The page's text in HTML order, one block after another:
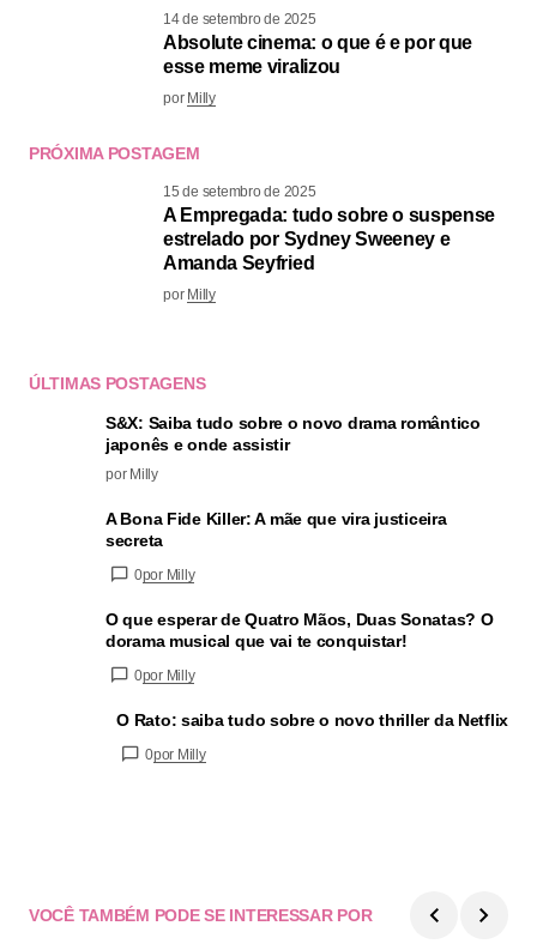
14 de setembro de 2025
Absolute cinema: o que é e por que
esse meme viralizou
por Milly
PRÓXIMA POSTAGEM
15 de setembro de 2025
A Empregada: tudo sobre o suspense
estrelado por Sydney Sweeney e
Amanda Seyfried
por Milly
ÚLTIMAS POSTAGENS
S&X: Saiba tudo sobre o novo drama romântico
japonês e onde assistir
por Milly
A Bona Fide Killer: A mãe que vira justiceira
secreta
0por Milly
O que esperar de Quatro Mãos, Duas Sonatas? O
dorama musical que vai te conquistar!
0por Milly
O Rato: saiba tudo sobre o novo thriller da Netflix
0por Milly
VOCÊ TAMBÉM PODE SE INTERESSAR POR